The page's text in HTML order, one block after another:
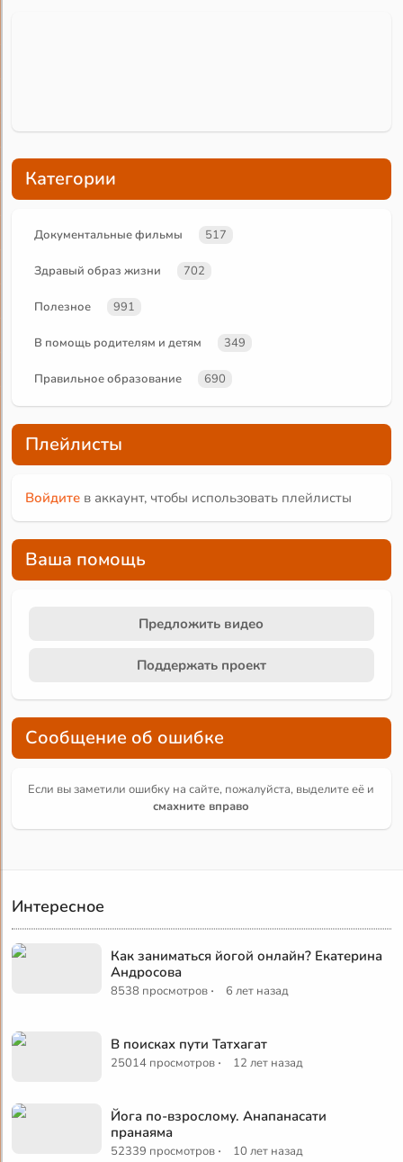
Категории
Документальные фильмы 517
Здравый образ жизни 702
Полезное 991
В помощь родителям и детям 349
Правильное образование 690
Плейлисты
Войдите в аккаунт, чтобы использовать плейлисты
Ваша помощь
Предложить видео
Поддержать проект
Сообщение об ошибке
Если вы заметили ошибку на сайте, пожалуйста, выделите её и
смахните вправо
Интересное
Как заниматься йогой онлайн? Екатерина
Андросова
8538 просмотров · 6 лет назад
В поисках пути Татхагат
25014 просмотров · 12 лет назад
Йога по-взрослому. Анапанасати
пранаяма
52339 просмотров · 10 лет назад